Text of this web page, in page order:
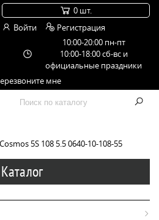
10:00-20:00 пн-пт
10:00-18:00 сб-вс и
официальные праздники
мне
0 шт.
Войти
Регистрация
5S 108 5.5 0640-10-108-55
Каталог